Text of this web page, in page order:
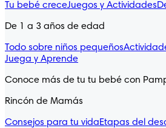
Tu bebé creceJuegos y Actividades
De 1 a 3 años de edad
Todo sobre niños pequeños
Juega y Aprende
Conoce más de tu tu bebé con
Rincón de Mamás
Consejos para tu vidaEtapas del